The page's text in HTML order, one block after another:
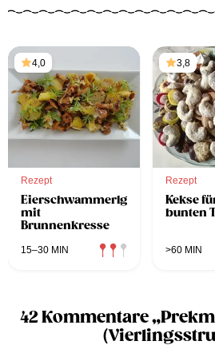
4,0
Rezept
Eierschwammerlgröstl
mit
Brunnenkresse
15–30 MIN
3,8
Rezept
Kekse
bunten
>60 MIN
42 Kommentare